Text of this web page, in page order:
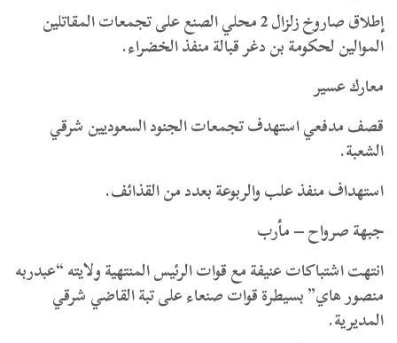
إطلاق صاروخ زلزال 2 محلي الصنع على تجمعات المقاتلين
الموالين لحكومة بن دغر قبالة منفذ الخضراء.
معارك عسير
قصف مدفعي استهدف تجمعات الجنود السعوديين شرقي
الشعبة.
استهداف منفذ علب والربوعة بعدد من القذائف.
جبهة صرواح – مأرب
انتهت اشتباكات عنيفة مع قوات الرئيس المنتهية ولايته “عبدربه
منصور هاي” بسيطرة قوات صنعاء على تبة القاضي شرقي
المديرية.